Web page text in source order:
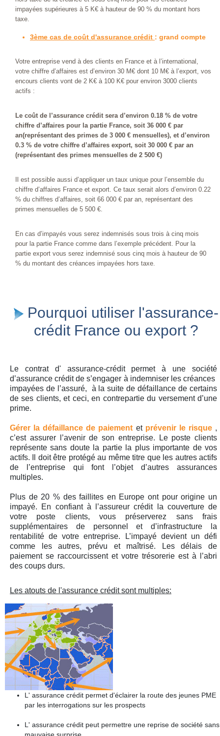
impayées supérieures à 5 K€ à hauteur de 90 % du montant hors
taxe.
3ème cas de coût d'assurance crédit : grand compte
Votre entreprise vend à des clients en France et à l’international,
votre chiffre d’affaires est d’environ 30 M€ dont 10 M€ à l’export, vos
encours clients vont de 2 K€ à 100 K€ pour environ 3000 clients
actifs :
Le coût de l’assurance crédit sera d’environ 0.18 % de votre
chiffre d’affaires pour la partie France, soit 36 000 € par
an(représentant des primes de 3 000 € mensuelles), et d’environ
0.3 % de votre chiffre d’affaires export, soit 30 000 € par an
(représentant des primes mensuelles de 2 500 €)
Il est possible aussi d’appliquer un taux unique pour l’ensemble du
chiffre d’affaires France et export. Ce taux serait alors d’environ 0.22
% du chiffres d’affaires, soit 66 000 € par an, représentant des
primes mensuelles de 5 500 €.
En cas d’impayés vous serez indemnisés sous trois à cinq mois
pour la partie France comme dans l’exemple précédent. Pour la
partie export vous serez indemnisé sous cinq mois à hauteur de 90
% du montant des créances impayées hors taxe.
Pourquoi utiliser l'assurance-
crédit France ou export ?
Le contrat d' assurance-crédit permet à une société
d’assurance crédit de s’engager à indemniser les créances
impayées de l’assuré, à la suite de défaillance de certains
de ses clients, et ceci, en contrepartie du versement d’une
prime.
Gérer la défaillance de paiement et prévenir le risque ,
c’est assurer l’avenir de son entreprise. Le poste clients
représente sans doute la partie la plus importante de vos
actifs. Il doit être protégé au même titre que les autres actifs
de l’entreprise qui font l’objet d’autres assurances
multiples.
Plus de 20 % des faillites en Europe ont pour origine un
impayé. En confiant à l’assureur crédit la couverture de
votre poste clients, vous préserverez sans frais
supplémentaires de personnel et d’infrastructure la
rentabilité de votre entreprise. L’impayé devient un défi
comme les autres, prévu et maîtrisé. Les délais de
paiement se raccourcissent et votre trésorerie est à l’abri
des coups durs.
Les atouts de l'assurance crédit sont multiples:
L' assurance crédit permet d'éclairer la route des jeunes PME
par les interrogations sur les prospects
L' assurance crédit peut permettre une reprise de société sans